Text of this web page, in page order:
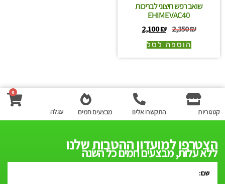
שואב רפש חיצוני לבריכות
EHIME VAC40
2,350₪
2,100₪
הוספה לסל
קטגוריות התקשרו אלינו מבצעים חמים
0
עגלה
הצטרפו למועדון ההטבות שלנו
ללא עלות, מבצעים חמים כל השנה